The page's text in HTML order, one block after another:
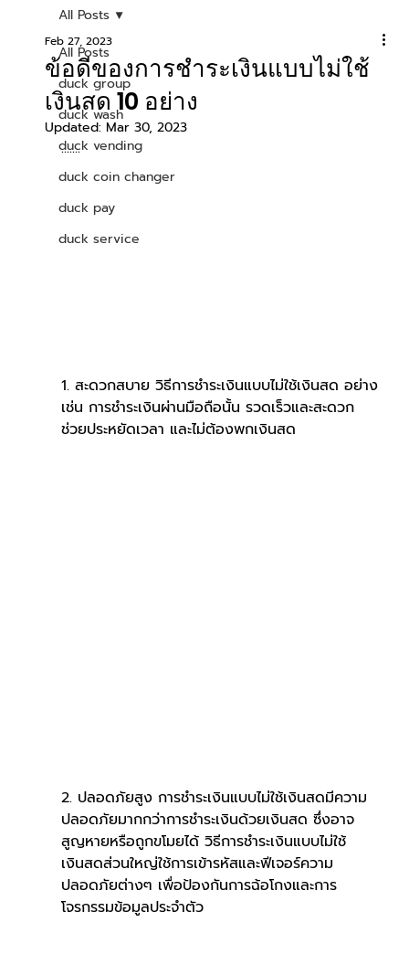
All Posts
duck group
duck wash
duck vending
duck coin changer
duck pay
duck service
All Posts
ข้อดีของการชำระเงินแบบไม่ใช้
เงินสด 10 อย่าง
Feb 27, 2023
Updated: Mar 30, 2023
.......
1. สะดวกสบาย วิธีการชำระเงินแบบไม่ใช้เงินสด อย่าง
เช่น การชำระเงินผ่านมือถือนั้น รวดเร็วและสะดวก
ช่วยประหยัดเวลา และไม่ต้องพกเงินสด
2. ปลอดภัยสูง การชำระเงินแบบไม่ใช้เงินสดมีความ
ปลอดภัยมากกว่าการชำระเงินด้วยเงินสด ซึ่งอาจ
สูญหายหรือถูกขโมยได้ วิธีการชำระเงินแบบไม่ใช้
เงินสดส่วนใหญ่ใช้การเข้ารหัสและฟีเจอร์ความ
ปลอดภัยต่างๆ เพื่อป้องกันการฉ้อโกงและการ
โจรกรรมข้อมูลประจำตัว